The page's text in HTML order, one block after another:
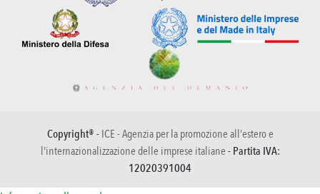
Copyright® - ICE - Agenzia per la promozione all’estero e
l'internazionalizzazione delle imprese italiane - Partita IVA:
12020391004